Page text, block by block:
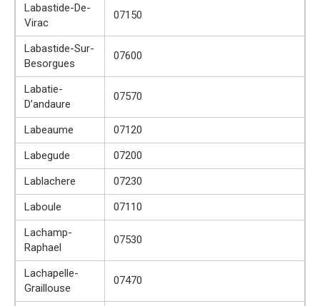
Labastide-De-
Virac
07150
Labastide-Sur-
Besorgues
07600
Labatie-
D’andaure
07570
Labeaume
07120
Labegude
07200
Lablachere
07230
Laboule
07110
Lachamp-
Raphael
07530
Lachapelle-
Graillouse
07470